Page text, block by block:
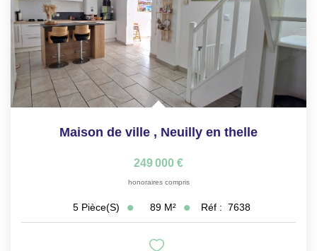
Maison de ville , Neuilly en thelle
249 000 €
honoraires compris
5 Pièce(s) 89 M² Réf : 7638